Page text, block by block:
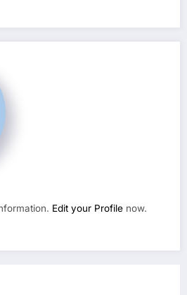
Edit your Profile now.